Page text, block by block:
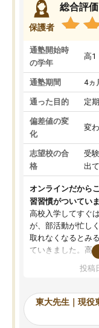
保護者
総合評価
通塾開始時
の学年
高1
通塾期間 4ヵ
通った目的 定
偏差値の変
化
変
志望校の合
格
受
出
オンラインだから
習習慣がついていま
高校入学してすぐ
が、部活動が忙し
取れなくなるとみ
ていきました。高
供も家に帰って勉
応を示します。東
れるので、親とし
使える自習室とか
ところがあれば先
投稿
東大先生｜現役